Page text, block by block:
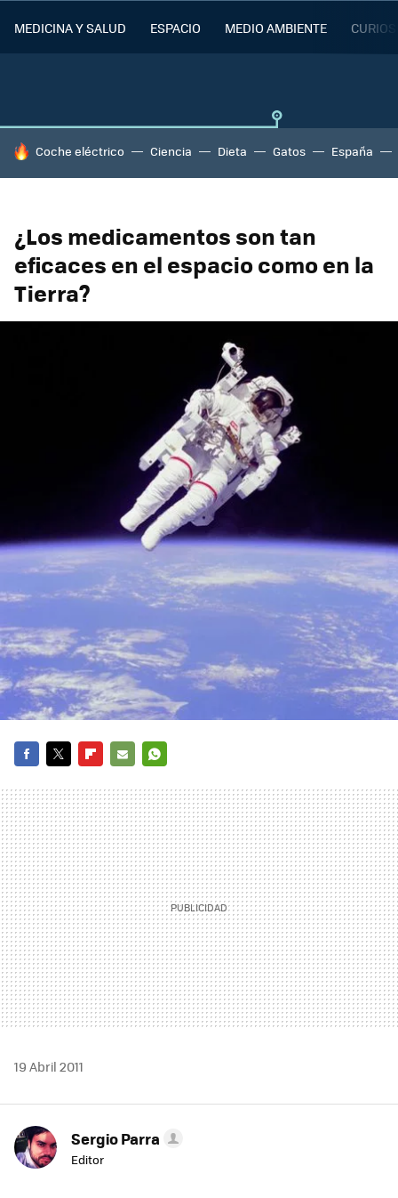
MEDICINA Y SALUD ESPACIO MEDIO AMBIENTE
HOY SE HABLA DE
Coche eléctrico Ciencia Dieta Gatos España
¿Los medicamentos son tan
eficaces en el espacio como en la
Tierra?
MAIL
19 Abril 2011
Sergio Parra
Editor